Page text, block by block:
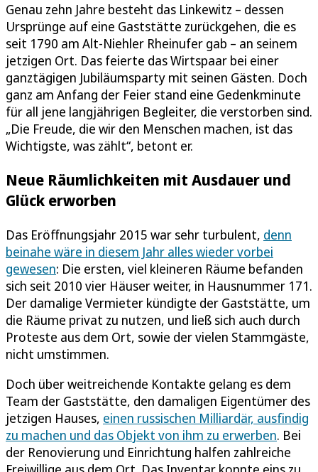
Genau zehn Jahre besteht das Linkewitz – dessen
Ursprünge auf eine Gaststätte zurückgehen, die es
seit 1790 am Alt-Niehler Rheinufer gab – an seinem
jetzigen Ort. Das feierte das Wirtspaar bei einer
ganztägigen Jubiläumsparty mit seinen Gästen. Doch
ganz am Anfang der Feier stand eine Gedenkminute
für all jene langjährigen Begleiter, die verstorben sind.
„Die Freude, die wir den Menschen machen, ist das
Wichtigste, was zählt“, betont er.
Neue Räumlichkeiten mit Ausdauer und
Glück erworben
Das Eröffnungsjahr 2015 war sehr turbulent, denn
beinahe wäre in diesem Jahr alles wieder vorbei
gewesen: Die ersten, viel kleineren Räume befanden
sich seit 2010 vier Häuser weiter, in Hausnummer 171.
Der damalige Vermieter kündigte der Gaststätte, um
die Räume privat zu nutzen, und ließ sich auch durch
Proteste aus dem Ort, sowie der vielen Stammgäste,
nicht umstimmen.
Doch über weitreichende Kontakte gelang es dem
Team der Gaststätte, den damaligen Eigentümer des
jetzigen Hauses, einen russischen Milliardär, ausfindig
zu machen und das Objekt von ihm zu erwerben. Bei
der Renovierung und Einrichtung halfen zahlreiche